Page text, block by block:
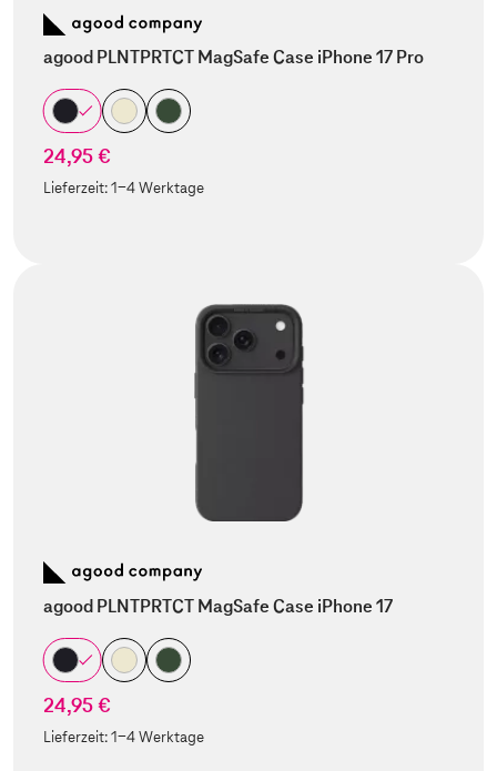
agood PLNTPRTCT MagSafe Case iPhone 17 Pro
24,95 €
Lieferzeit:1-4 Werktage
agood PLNTPRTCT MagSafe Case iPhone 17
24,95 €
Lieferzeit:1-4 Werktage